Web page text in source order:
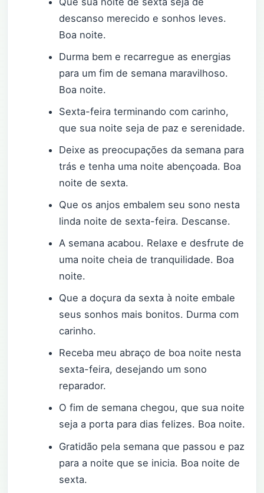
descanso merecido e sonhos leves.
Boa noite.
Durma bem e recarregue as energias
para um fim de semana maravilhoso.
Boa noite.
Sexta-feira terminando com carinho,
que sua noite seja de paz e serenidade.
Deixe as preocupações da semana para
trás e tenha uma noite abençoada. Boa
noite de sexta.
Que os anjos embalem seu sono nesta
linda noite de sexta-feira. Descanse.
A semana acabou. Relaxe e desfrute de
uma noite cheia de tranquilidade. Boa
noite.
Que a doçura da sexta à noite embale
seus sonhos mais bonitos. Durma com
carinho.
Receba meu abraço de boa noite nesta
sexta-feira, desejando um sono
reparador.
O fim de semana chegou, que sua noite
seja a porta para dias felizes. Boa noite.
Gratidão pela semana que passou e paz
para a noite que se inicia. Boa noite de
sexta.